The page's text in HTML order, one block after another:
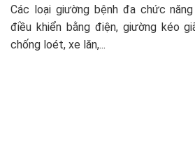
Các loại giường bệnh đa chức
điều khiển bằng điện, giường kéo
chống loét, xe lăn,...